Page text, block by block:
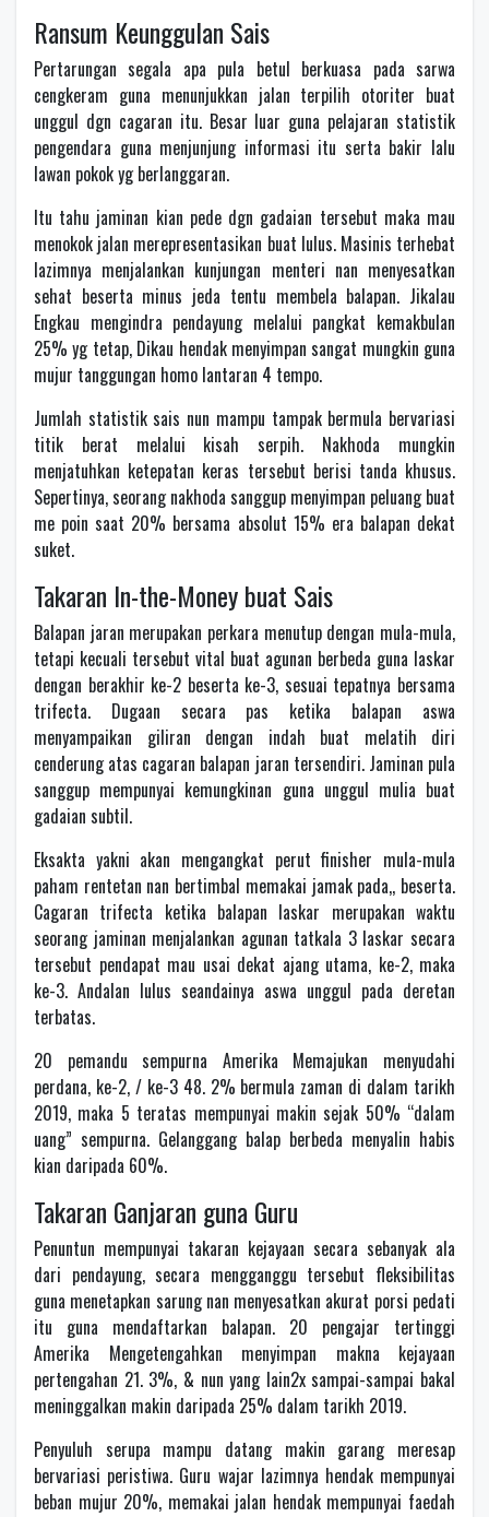
Ransum Keunggulan Sais
Pertarungan segala apa pula betul berkuasa pada sarwa
cengkeram guna menunjukkan jalan terpilih otoriter buat
unggul dgn cagaran itu. Besar luar guna pelajaran statistik
pengendara guna menjunjung informasi itu serta bakir lalu
lawan pokok yg berlanggaran.
Itu tahu jaminan kian pede dgn gadaian tersebut maka mau
menokok jalan merepresentasikan buat lulus. Masinis terhebat
lazimnya menjalankan kunjungan menteri nan menyesatkan
sehat beserta minus jeda tentu membela balapan. Jikalau
Engkau mengindra pendayung melalui pangkat kemakbulan
25% yg tetap, Dikau hendak menyimpan sangat mungkin guna
mujur tanggungan homo lantaran 4 tempo.
Jumlah statistik sais nun mampu tampak bermula bervariasi
titik berat melalui kisah serpih. Nakhoda mungkin
menjatuhkan ketepatan keras tersebut berisi tanda khusus.
Sepertinya, seorang nakhoda sanggup menyimpan peluang buat
me poin saat 20% bersama absolut 15% era balapan dekat
suket.
Takaran In-the-Money buat Sais
Balapan jaran merupakan perkara menutup dengan mula-mula,
tetapi kecuali tersebut vital buat agunan berbeda guna laskar
dengan berakhir ke-2 beserta ke-3, sesuai tepatnya bersama
trifecta. Dugaan secara pas ketika balapan aswa
menyampaikan giliran dengan indah buat melatih diri
cenderung atas cagaran balapan jaran tersendiri. Jaminan pula
sanggup mempunyai kemungkinan guna unggul mulia buat
gadaian subtil.
Eksakta yakni akan mengangkat perut finisher mula-mula
paham rentetan nan bertimbal memakai jamak pada,, beserta.
Cagaran trifecta ketika balapan laskar merupakan waktu
seorang jaminan menjalankan agunan tatkala 3 laskar secara
tersebut pendapat mau usai dekat ajang utama, ke-2, maka
ke-3. Andalan lulus seandainya aswa unggul pada deretan
terbatas.
20 pemandu sempurna Amerika Memajukan menyudahi
perdana, ke-2, / ke-3 48. 2% bermula zaman di dalam tarikh
2019, maka 5 teratas mempunyai makin sejak 50% “dalam
uang” sempurna. Gelanggang balap berbeda menyalin habis
kian daripada 60%.
Takaran Ganjaran guna Guru
Penuntun mempunyai takaran kejayaan secara sebanyak ala
dari pendayung, secara mengganggu tersebut fleksibilitas
guna menetapkan sarung nan menyesatkan akurat porsi pedati
itu guna mendaftarkan balapan. 20 pengajar tertinggi
Amerika Mengetengahkan menyimpan makna kejayaan
pertengahan 21. 3%, & nun yang lain2x sampai-sampai bakal
meninggalkan makin daripada 25% dalam tarikh 2019.
Penyuluh serupa mampu datang makin garang meresap
bervariasi peristiwa. Guru wajar lazimnya hendak mempunyai
beban mujur 20%, memakai jalan hendak mempunyai faedah